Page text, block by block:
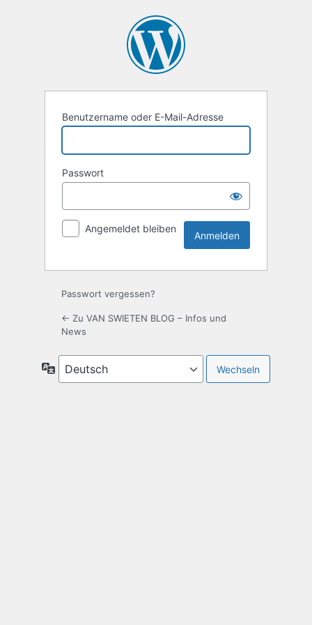
Benutzername oder E-Mail-Adresse
Passwort
Angemeldet bleiben
Passwort vergessen?
← Zu VAN SWIETEN BLOG – Infos und
News
Sprache